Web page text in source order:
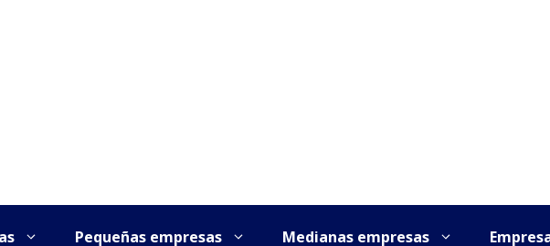
Pequeñas empresas Medianas empresas